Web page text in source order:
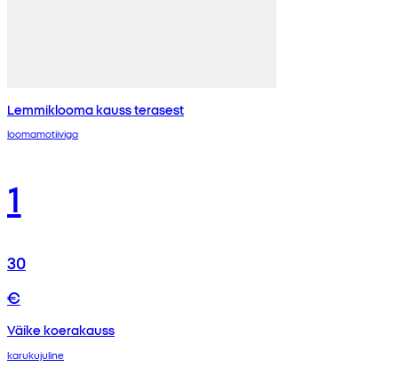
Lemmiklooma kauss terasest
loomamotiiviga
1
30
€
Väike koerakauss
karukujuline